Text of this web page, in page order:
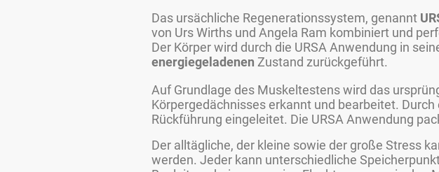
Das ursächliche Regenerationssystem, genannt
von Urs Wirths und Angela Ram kombiniert und
Der Körper wird durch die URSA Anwendung in
energiegeladenen Zustand zurückgeführt.
Auf Grundlage des Muskeltestens wird das
Körpergedächnisses erkannt und bearbeitet. Durch
Rückführung eingeleitet. Die URSA Anwendung
Der alltägliche, der kleine sowie der große Stress
werden. Jeder kann unterschiedliche